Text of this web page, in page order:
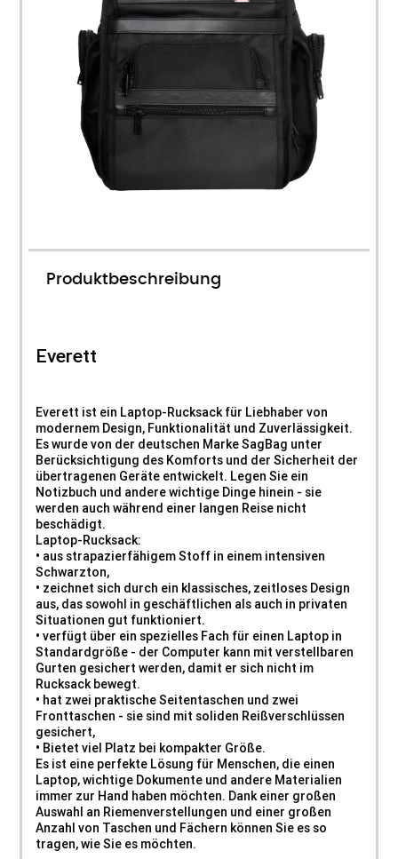
Produktbeschreibung
Everett
Everett ist ein Laptop-Rucksack für Liebhaber von
modernem Design, Funktionalität und Zuverlässigkeit.
Es wurde von der deutschen Marke SagBag unter
Berücksichtigung des Komforts und der Sicherheit der
übertragenen Geräte entwickelt. Legen Sie ein
Notizbuch und andere wichtige Dinge hinein - sie
werden auch während einer langen Reise nicht
beschädigt.
Laptop-Rucksack:
• aus strapazierfähigem Stoff in einem intensiven
Schwarzton,
• zeichnet sich durch ein klassisches, zeitloses Design
aus, das sowohl in geschäftlichen als auch in privaten
Situationen gut funktioniert.
• verfügt über ein spezielles Fach für einen Laptop in
Standardgröße - der Computer kann mit verstellbaren
Gurten gesichert werden, damit er sich nicht im
Rucksack bewegt.
• hat zwei praktische Seitentaschen und zwei
Fronttaschen - sie sind mit soliden Reißverschlüssen
gesichert,
• Bietet viel Platz bei kompakter Größe.
Es ist eine perfekte Lösung für Menschen, die einen
Laptop, wichtige Dokumente und andere Materialien
immer zur Hand haben möchten. Dank einer großen
Auswahl an Riemenverstellungen und einer großen
Anzahl von Taschen und Fächern können Sie es so
tragen, wie Sie es möchten.